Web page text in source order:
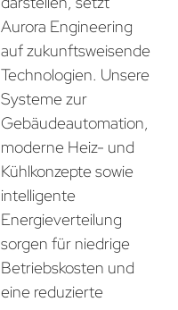
Aurora Engineering
auf zukunftsweisende
Technologien. Unsere
Systeme zur
Gebäudeautomation,
moderne Heiz- und
Kühlkonzepte sowie
intelligente
Energieverteilung
sorgen für niedrige
Betriebskosten und
eine reduzierte